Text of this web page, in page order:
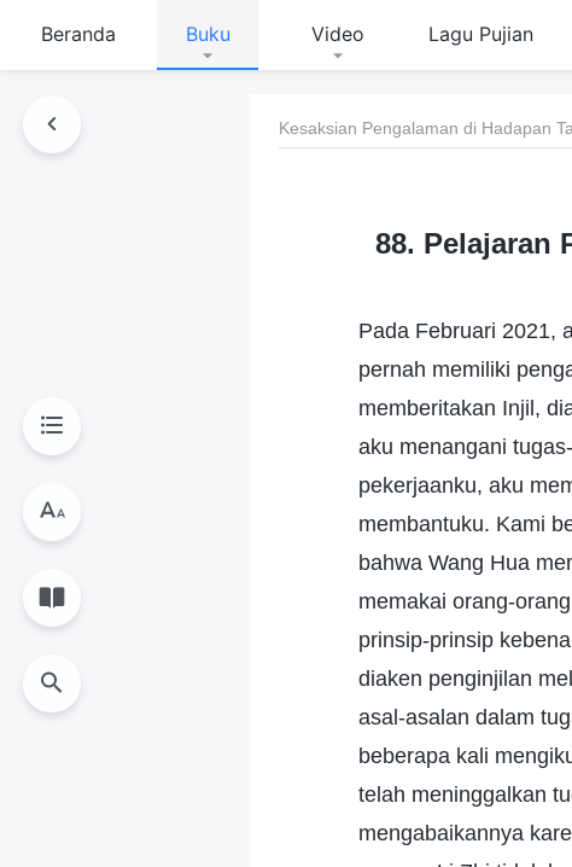
Beranda Buku Video Lagu Pujian
Kesaksian Pengalaman di Hadapan
88. Pelajaran
Pada Februari 2021,
pernah memiliki
memberitakan Injil,
aku menangani
pekerjaanku, aku
membantuku. Kami
bahwa Wang Hua
memakai orang-
prinsip-prinsip
diaken penginjilan
asal-asalan dalam
beberapa kali
telah meninggalkan
mengabaikannya